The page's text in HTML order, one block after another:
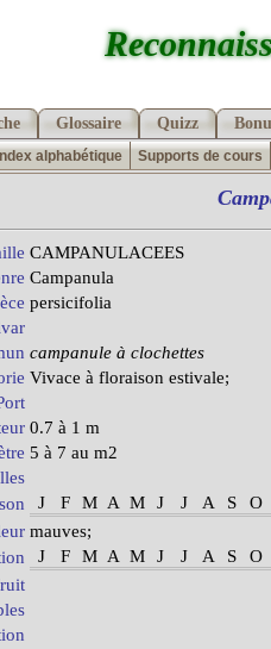
Glossaire Quizz
Index alphabétique Supports de cours
CAMPANULACEES
Campanula
persicifolia
campanule à clochettes
Vivace à floraison estivale;
0.7 à 1 m
5 à 7 au m2
J F M A M J J A S
O
mauves;
J F M A M J J A S
O